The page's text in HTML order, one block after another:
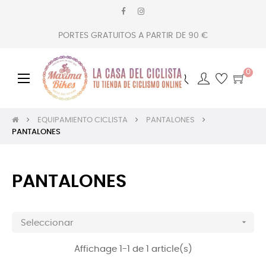
PORTES GRATUITOS A PARTIR DE 90 €
Navegación
palanca
☰
0
EQUIPAMIENTO CICLISTA
PANTALONES
PANTALONES
PANTALONES
Seleccionar 
Affichage 1-1 de 1 article(s)